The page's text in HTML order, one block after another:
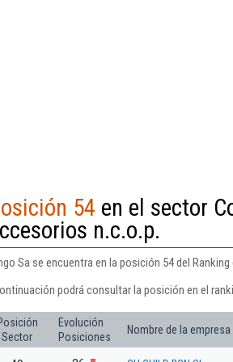
54 en el sector
n.c.o.p.
Sa se encuentra en la posición 54 del
podrá consultar la posición en el
Sector
Evolución
Posiciones
Nombre de la empresa